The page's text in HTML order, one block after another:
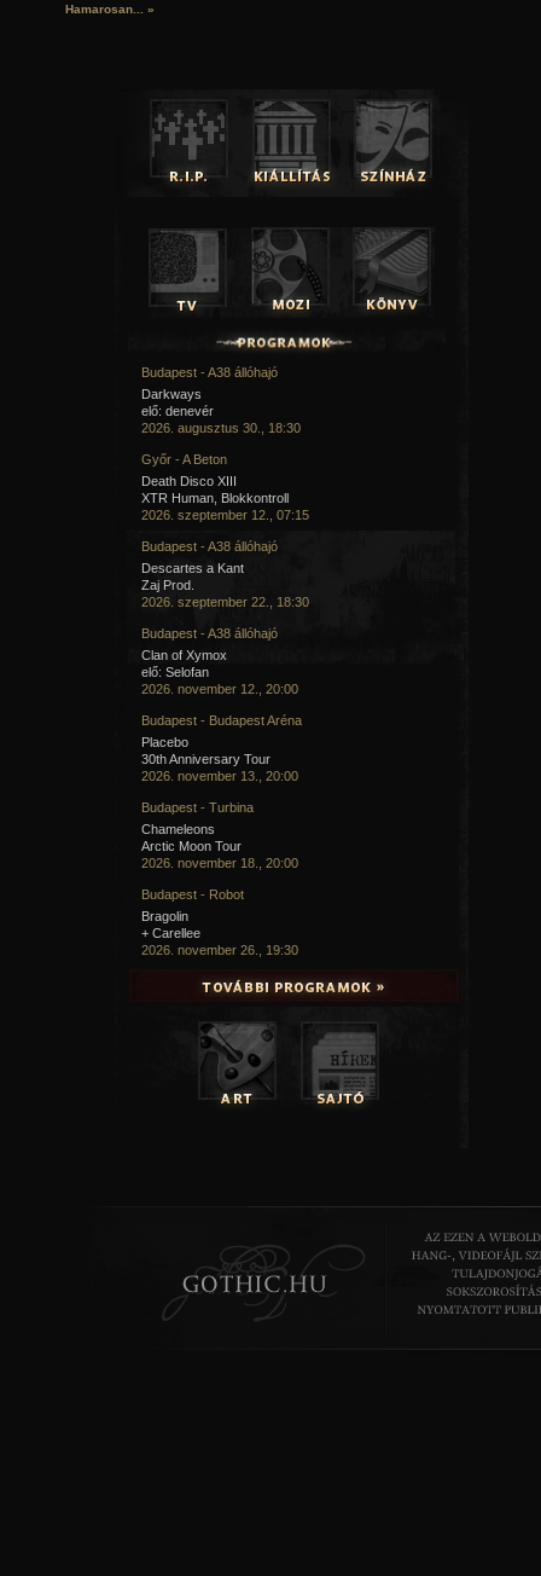
Hamarosan... »
Budapest - A38 állóhajó
Darkways
elő: denevér
2026. augusztus 30., 18:30
Győr - A Beton
Death Disco XIII
XTR Human, Blokkontroll
2026. szeptember 12., 07:15
Budapest - A38 állóhajó
Descartes a Kant
Zaj Prod.
2026. szeptember 22., 18:30
Budapest - A38 állóhajó
Clan of Xymox
elő: Selofan
2026. november 12., 20:00
Budapest - Budapest Aréna
Placebo
30th Anniversary Tour
2026. november 13., 20:00
Budapest - Turbina
Chameleons
Arctic Moon Tour
2026. november 18., 20:00
Budapest - Robot
Bragolin
+ Carellee
2026. november 26., 19:30